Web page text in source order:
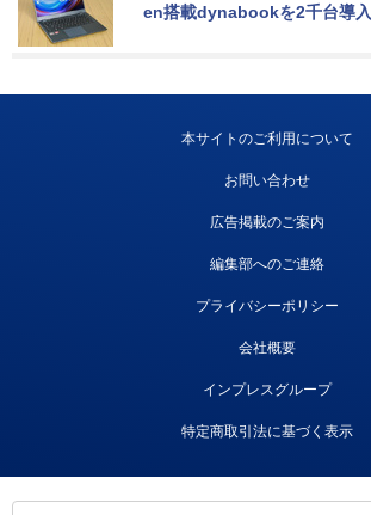
en搭載dynabookを2千台導入
本サイトのご利用について
お問い合わせ
広告掲載のご案内
編集部へのご連絡
プライバシーポリシー
会社概要
インプレスグループ
特定商取引法に基づく表示